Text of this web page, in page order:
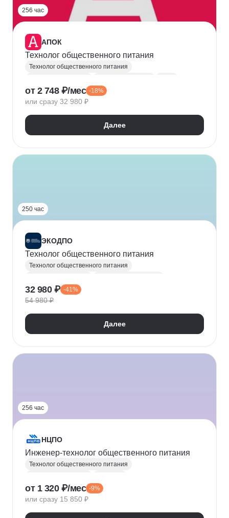
256 час
АПОК
Технолог общественного питания
Технолог общественного питания
Управление производством
Разработка рецептов
от 2 748 ₽/мес -18%
или сразу 32 980 ₽
Далее
250 час
ЭКОДПО
Технолог общественного питания
Технолог общественного питания
Разработка меню
32 980 ₽ -41%
54 980 ₽
Далее
256 час
НЦПО
Инженер-технолог общественного питания
Технолог общественного питания
Разработка меню
от 1 320 ₽/мес -9%
или сразу 15 850 ₽